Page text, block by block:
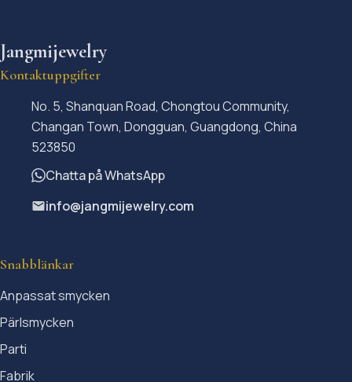
Jangmijewelry
Kontaktuppgifter
No. 5, Shanquan Road, Chongtou Community,
Changan Town, Dongguan, Guangdong, China
523850
Chatta på WhatsApp
info@jangmijewelry.com
Snabblänkar
Anpassat smycken
Pärlsmycken
Parti
Fabrik